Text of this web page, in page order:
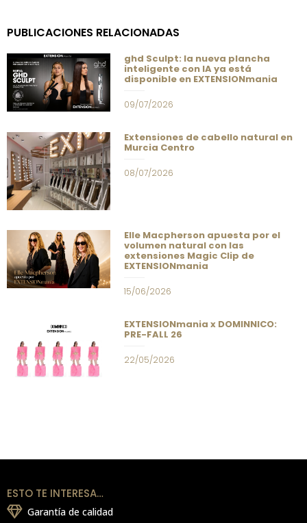
PUBLICACIONES RELACIONADAS
ghd Sculpt: la nueva plancha
inteligente con IA ya está
disponible en EXTENSIONmania
09/07/2026
Extensiones de cabello natural en
Murcia Centro
08/07/2026
Elle Macpherson apuesta por el
volumen natural con las
extensiones Magic Clip de
EXTENSIONmania
15/06/2026
EXTENSIONmania x DOMINNICO:
PRE-FALL 26
22/05/2026
ESTO TE INTERESA…
Garantía de calidad